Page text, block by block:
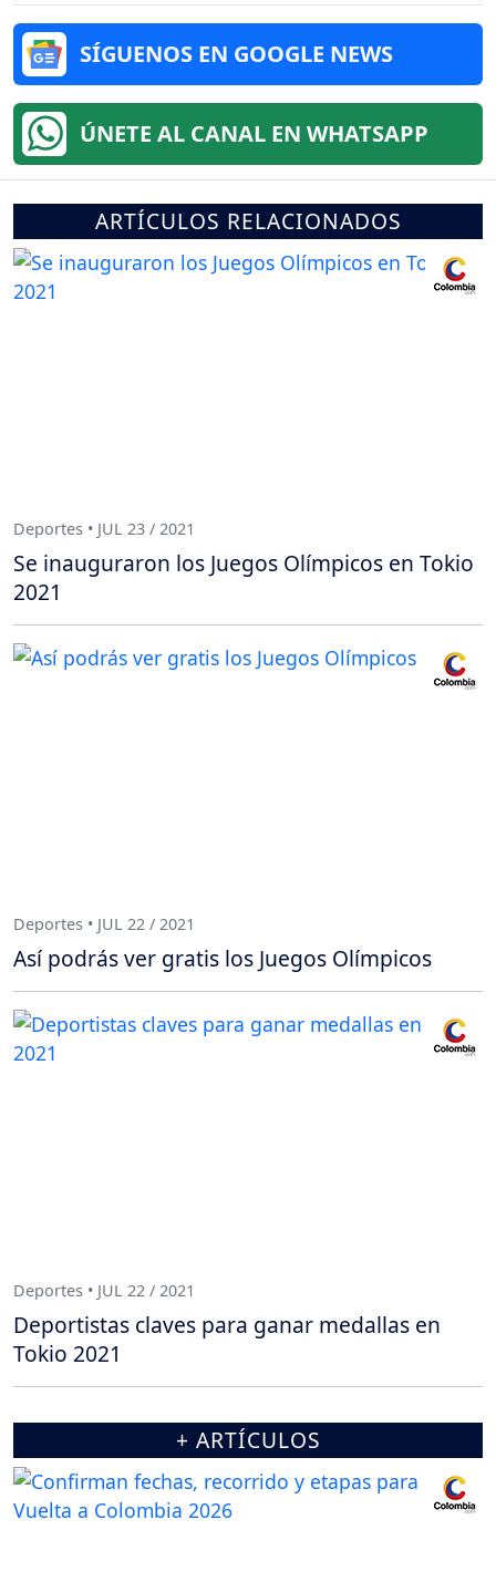
SÍGUENOS EN GOOGLE NEWS
ÚNETE AL CANAL EN WHATSAPP
ARTÍCULOS RELACIONADOS
Deportes • JUL 23 / 2021
Se inauguraron los Juegos Olímpicos en Tokio
2021
Deportes • JUL 22 / 2021
Así podrás ver gratis los Juegos Olímpicos
Deportes • JUL 22 / 2021
Deportistas claves para ganar medallas en
Tokio 2021
+ ARTÍCULOS